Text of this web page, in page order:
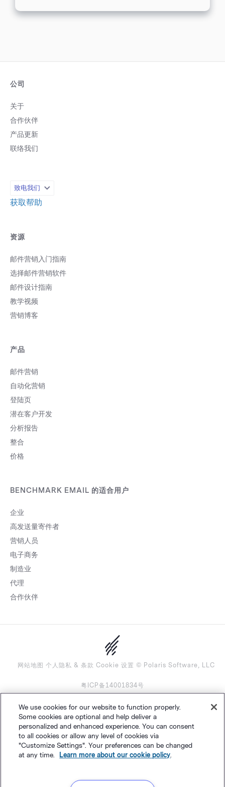
公司
关于
合作伙伴
产品更新
联络我们
致电我们
获取帮助
资源
邮件营销入门指南
选择邮件营销软件
邮件设计指南
教学视频
营销博客
产品
邮件营销
自动化营销
登陆页
潜在客户开发
分析报告
整合
价格
BENCHMARK EMAIL 的适合用户
企业
高发送量寄件者
营销人员
电子商务
制造业
代理
合作伙伴
网站地图 个人隐私 & 条款 Cookie 设置 © Polaris Software, LLC
粤ICP备14001834号
We use cookies for our website to function properly.
Some cookies are optional and help deliver a
personalized and enhanced experience. You can consent
to all cookies or allow any level of cookies via
"Customize Settings". Your preferences can be changed
at any time.
Learn more about our cookie policy.